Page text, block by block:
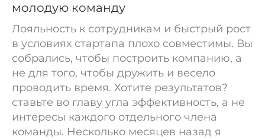
молодую команду
Лояльность к сотрудникам и быстрый рост
в условиях стартапа плохо совместимы. Вы
собрались, чтобы построить компанию, а
не для того, чтобы дружить и весело
проводить время. Хотите результатов?
ставьте во главу угла эффективность, а не
интересы каждого отдельного члена
команды. Несколько месяцев назад я